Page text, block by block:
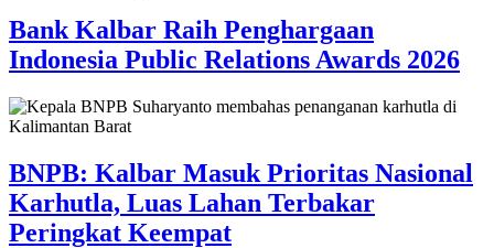
Bank Kalbar Raih Penghargaan
Indonesia Public Relations Awards 2026
BNPB: Kalbar Masuk Prioritas Nasional
Karhutla, Luas Lahan Terbakar
Peringkat Keempat